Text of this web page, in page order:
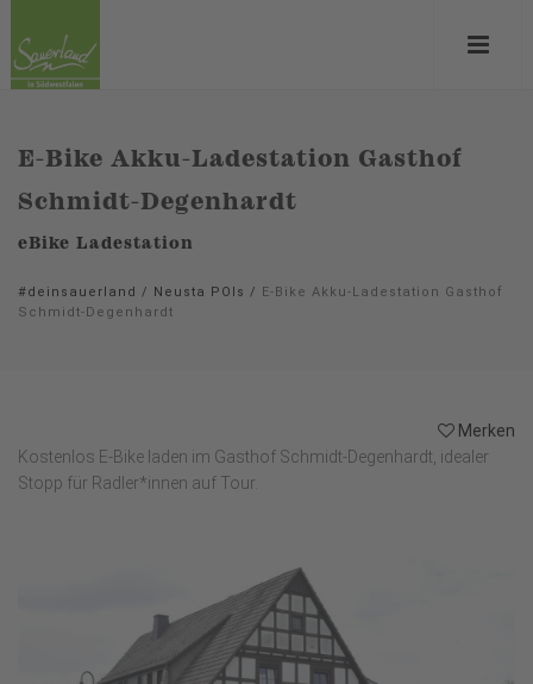
E-Bike Akku-Ladestation Gasthof
Schmidt-Degenhardt
eBike Ladestation
#deinsauerland / Neusta POIs / E-Bike Akku-Ladestation Gasthof
Schmidt-Degenhardt
Merken
Kostenlos E-Bike laden im Gasthof Schmidt-Degenhardt, idealer
Stopp für Radler*innen auf Tour.